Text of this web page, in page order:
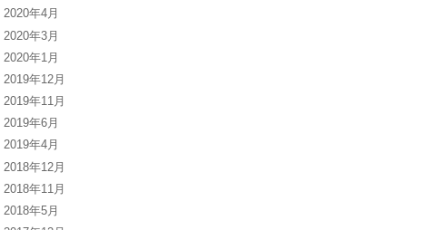
2020年4月
2020年3月
2020年1月
2019年12月
2019年11月
2019年6月
2019年4月
2018年12月
2018年11月
2018年5月